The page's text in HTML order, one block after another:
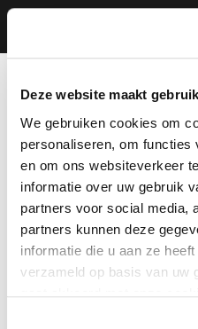
Deze website maakt
We gebruiken cookies om
personaliseren, om functies
en om ons websiteverkeer
informatie over uw gebruik
partners voor social media,
partners kunnen deze
informatie die u aan ze
verzameld op basis van uw